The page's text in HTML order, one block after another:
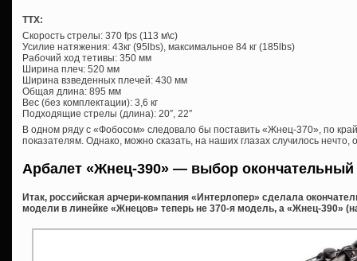
ТТХ:
Скорость стрелы: 370 fps (113 м\c)
Усилие натяжения: 43кг (95lbs), максимальное 84 кг (185lbs)
Рабочий ход тетивы: 350 мм
Ширина плеч: 520 мм
Ширина взведенных плечей: 430 мм
Общая длина: 895 мм
Вес (без комплектации): 3,6 кг
Подходящие стрелы (длина): 20″, 22″
В одном ряду с «Фобосом» следовало бы поставить «Жнец-370», по
показателям. Однако, можно сказать, на наших глазах случилось нечто,
Арбалет «Жнец-390» — выбор окончательный
Итак, российская арчери-компания «Интерлопер» сделала
модели в линейке «Жнецов» теперь не 370-я модель, а «Жнец-390»